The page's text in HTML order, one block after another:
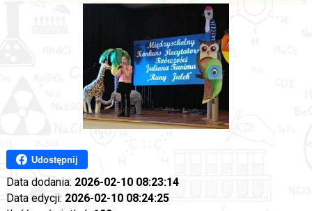
Udostępnij
Data dodania: 2026-02-10 08:23:14
Data edycji: 2026-02-10 08:24:25